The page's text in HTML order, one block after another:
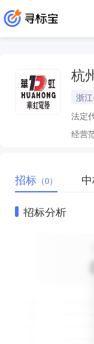
杭
浙
法定
经营
招标 （0）
招标分析